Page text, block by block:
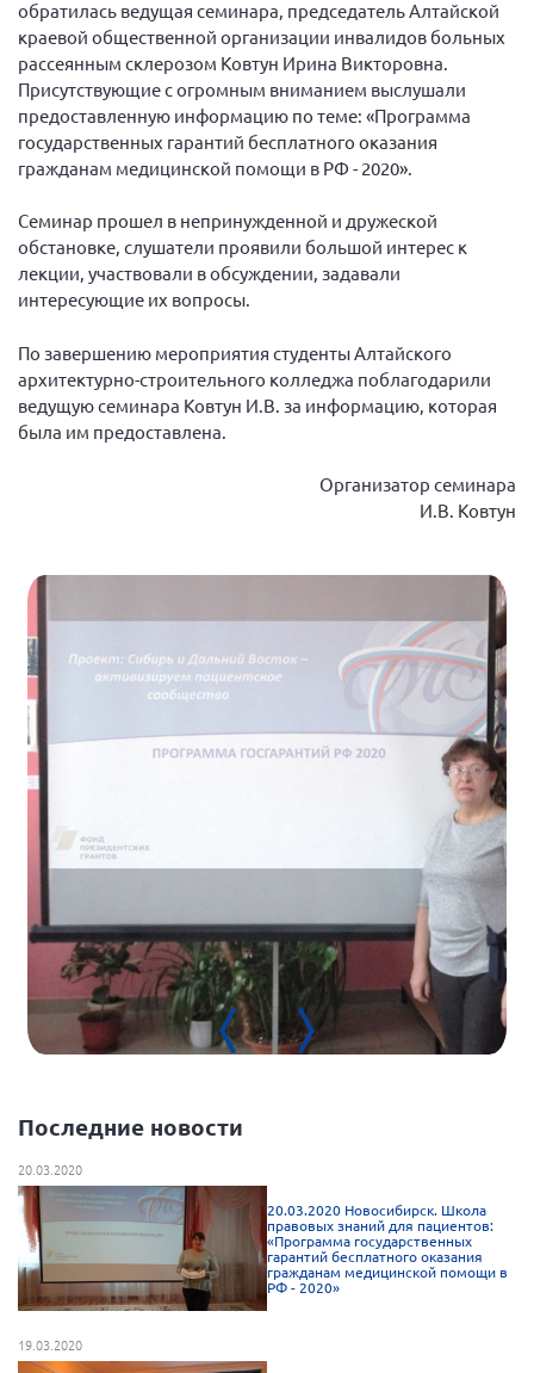
Новосибирская область
Омская область
Оренбургская область
Пензенская область
Республика Бурятия
Республика Карелия
Республика Калмыкия
Ростовская область
г. Санкт-Петербург
Самарская область СГОРС
Ставропольский край
Томская область
Ульяновская область
Челябинская область
обратилась ведущая семинара, председатель Алтайской
краевой общественной организации инвалидов больных
рассеянным склерозом Ковтун Ирина Викторовна.
Присутствующие с огромным вниманием выслушали
предоставленную информацию по теме: «Программа
государственных гарантий бесплатного оказания
гражданам медицинской помощи в РФ - 2020».
Семинар прошел в непринужденной и дружеской
обстановке, слушатели проявили большой интерес к
лекции, участвовали в обсуждении, задавали
интересующие их вопросы.
По завершению мероприятия студенты Алтайского
архитектурно-строительного колледжа поблагодарили
ведущую семинара Ковтун И.В. за информацию, которая
была им предоставлена.
Организатор семинара
И.В. Ковтун
Последние новости
20.03.2020
20.03.2020 Новосибирск. Школа
правовых знаний для пациентов:
«Программа государственных
гарантий бесплатного оказания
гражданам медицинской помощи в
РФ - 2020»
19.03.2020